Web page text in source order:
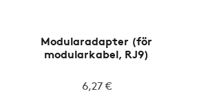
Modularadapter (för
modularkabel, RJ9)
6,27 €